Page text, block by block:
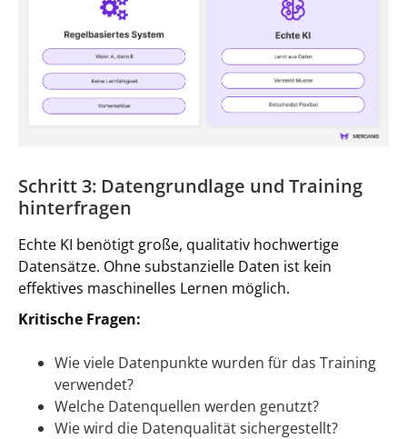
Schritt 3: Datengrundlage und Training
hinterfragen
Echte KI benötigt große, qualitativ hochwertige
Datensätze. Ohne substanzielle Daten ist kein
effektives maschinelles Lernen möglich.
Kritische Fragen:
Wie viele Datenpunkte wurden für das Training
verwendet?
Welche Datenquellen werden genutzt?
Wie wird die Datenqualität sichergestellt?